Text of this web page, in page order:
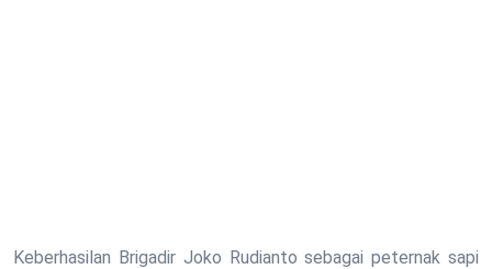
Keberhasilan Brigadir Joko Rudianto sebagai peternak sapi